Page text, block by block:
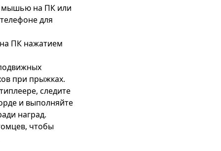
мышью на ПК или
для
ПК нажатием
при прыжках.
следите
и выполняйте
наград.
чтобы